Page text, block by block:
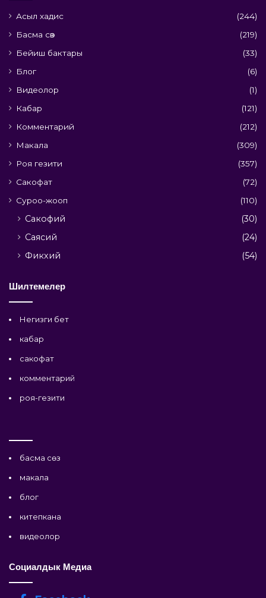
Асыл хадис
(244)
Басма сөз
(219)
Бейиш бактары
(33)
Блог
(6)
Видеолор
(1)
Кабар
(121)
Комментарий
(212)
Макала
(309)
Роя гезити
(357)
Сакофат
(72)
Суроо-жооп
(110)
Сакофий
(30)
Саясий
(24)
Фикхий
(54)
Шилтемелер
Негизги бет
кабар
сакофат
комментарий
роя-гезити
басма сөз
макала
блог
китепкана
видеолор
Социалдык Медиа